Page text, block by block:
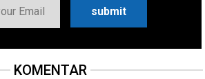
KOMENTAR